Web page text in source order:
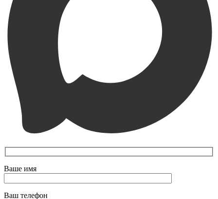
Ваше имя
Ваш телефон